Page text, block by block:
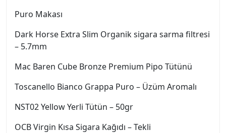
Puro Makası
Dark Horse Extra Slim Organik sigara sarma filtresi
– 5.7mm
Mac Baren Cube Bronze Premium Pipo Tütünü
Toscanello Bianco Grappa Puro – Üzüm Aromalı
NST02 Yellow Yerli Tütün – 50gr
OCB Virgin Kısa Sigara Kağıdı – Tekli